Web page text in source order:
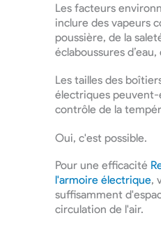
Les facteurs
inclure des vapeurs
poussière, de la
éclaboussures d’eau,
Les tailles des
électriques
contrôle de la
Oui, c'est possible.
Pour une efficacité
l'armoire électrique,
suffisamment
circulation de l'air.